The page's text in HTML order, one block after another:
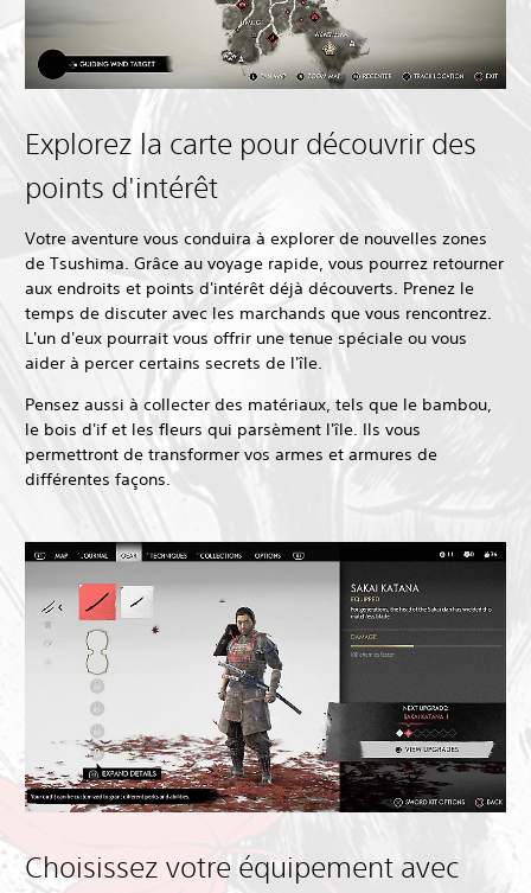
Explorez la carte pour découvrir des
points d'intérêt
Votre aventure vous conduira à explorer de nouvelles zones
de Tsushima. Grâce au voyage rapide, vous pourrez retourner
aux endroits et points d'intérêt déjà découverts. Prenez le
temps de discuter avec les marchands que vous rencontrez.
L'un d'eux pourrait vous offrir une tenue spéciale ou vous
aider à percer certains secrets de l'île.
Pensez aussi à collecter des matériaux, tels que le bambou,
le bois d'if et les fleurs qui parsèment l'île. Ils vous
permettront de transformer vos armes et armures de
différentes façons.
Choisissez votre équipement avec